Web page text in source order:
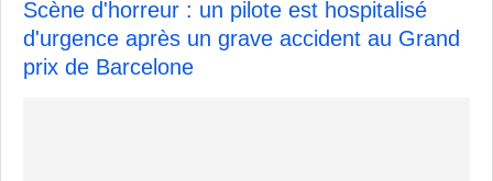
Scène d'horreur : un pilote est hospitalisé
d'urgence après un grave accident au Grand
prix de Barcelone